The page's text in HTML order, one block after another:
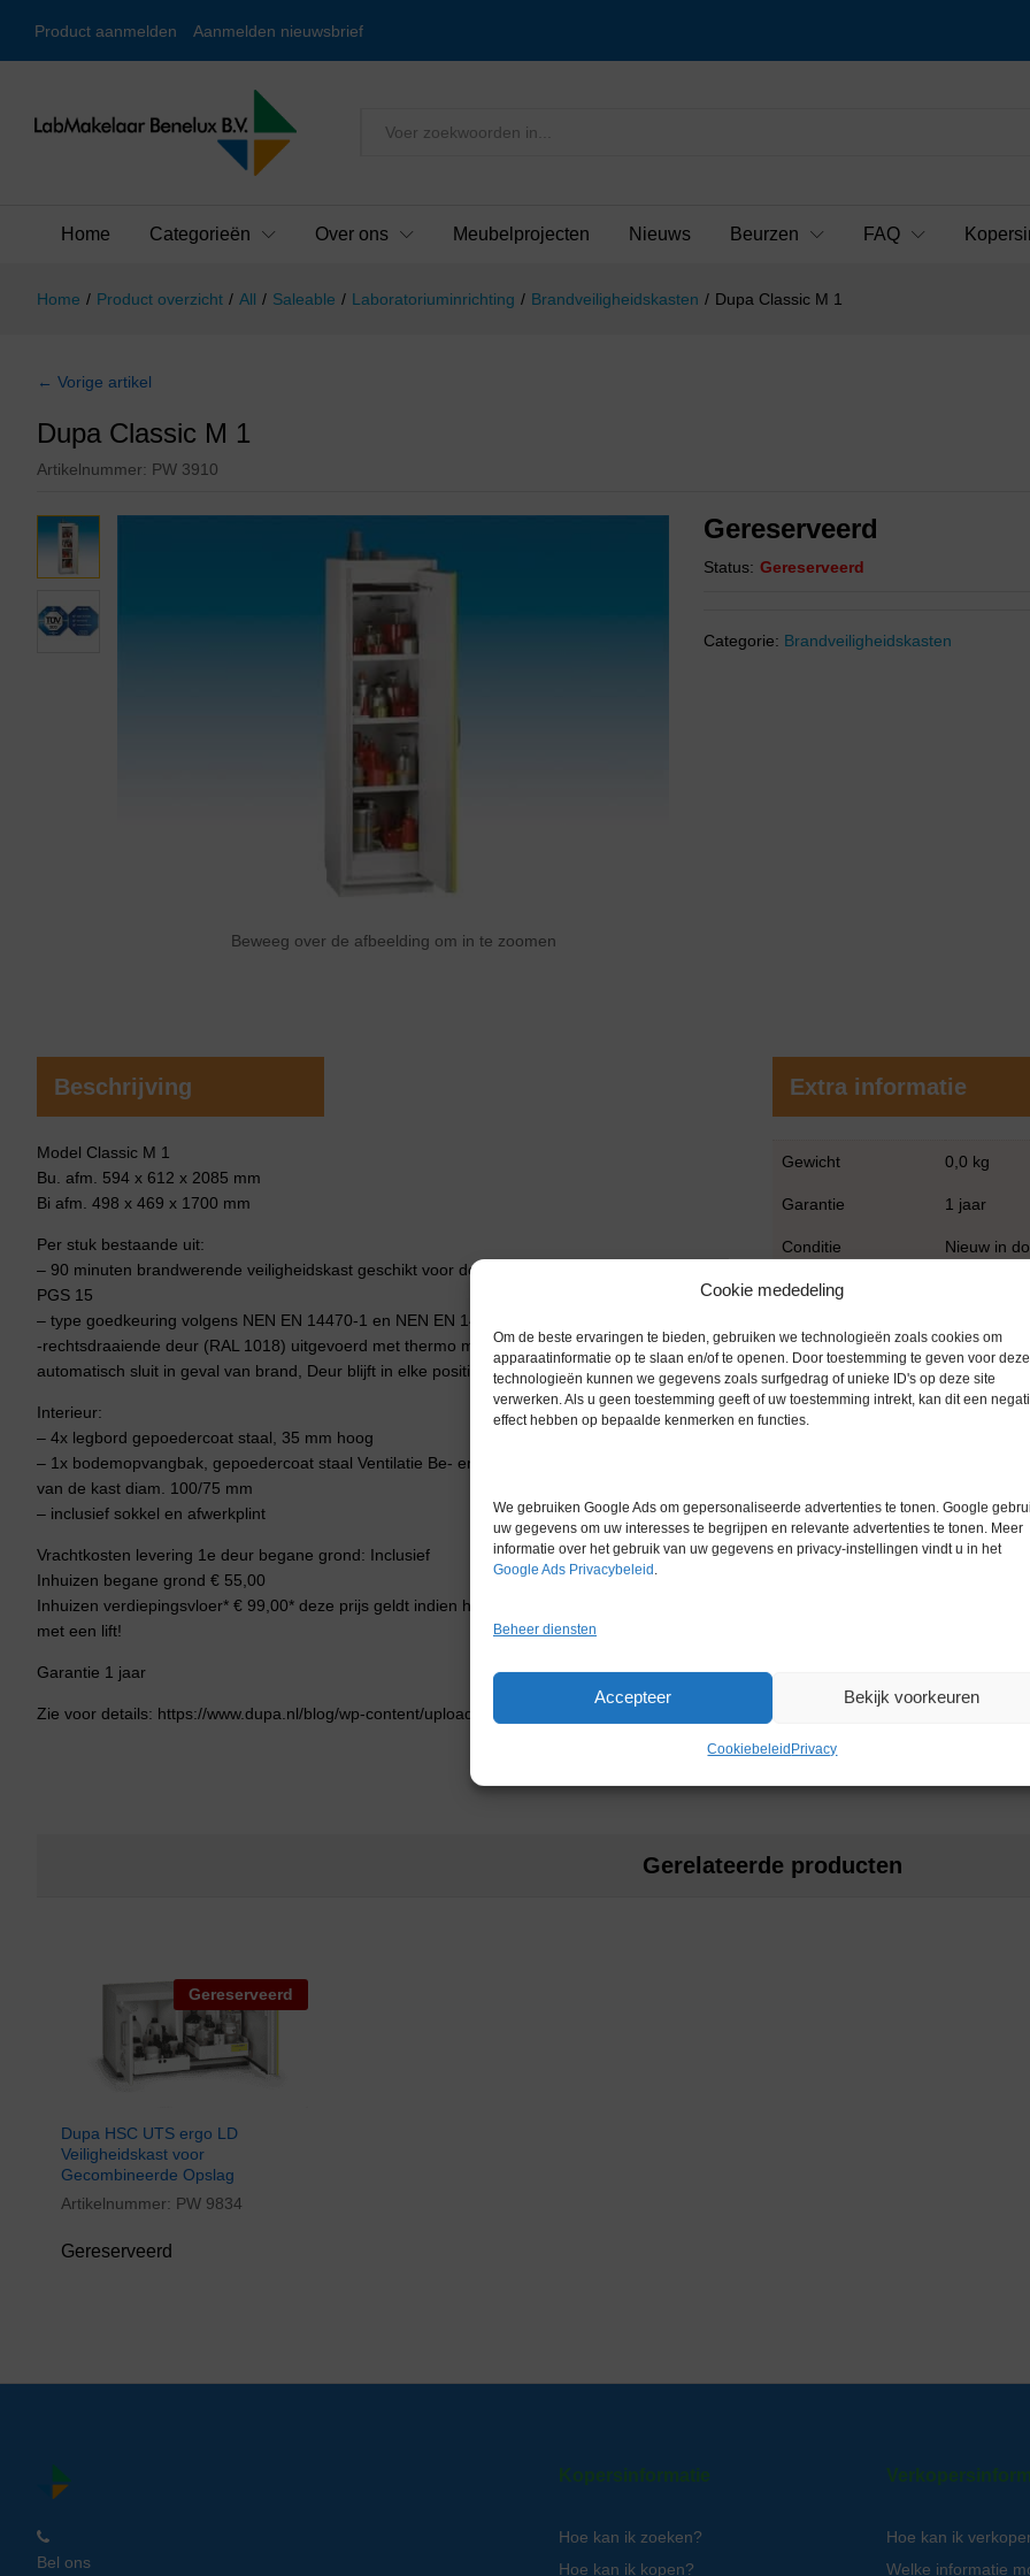
Cookie mededeling
Om de beste ervaringen te bieden, gebruiken we technologieën zoals cookies om
apparaatinformatie op te slaan en/of te openen. Door toestemming te geven voor deze
technologieën kunnen we gegevens zoals surfgedrag of unieke ID's op deze site
verwerken. Als u geen toestemming geeft of uw toestemming intrekt, kan dit een
effect hebben op bepaalde kenmerken en functies.
We gebruiken Google Ads om gepersonaliseerde advertenties te tonen. Google
uw gegevens om uw interesses te begrijpen en relevante advertenties te tonen. Meer
informatie over het gebruik van uw gegevens en privacy-instellingen vindt u in het
Google Ads Privacybeleid .
Beheer diensten
Accepteer Bekijk voorkeuren
CookiebeleidPrivacy
Product aanmelden Aanmelden nieuwsbrief
Alles
Home Categorieën Over ons Meubelprojecten Nieuws Beurzen FAQ
Home / Product overzicht / All / Saleable / Laboratoriuminrichting / Brandveiligheidskasten / Dupa Classic M 1
← Vorige artikel
Dupa Classic M 1
Artikelnummer: PW 3910
Beweeg over de afbeelding om in te zoomen
Gereserveerd
Status: Gereserveerd
Categorie: Brandveiligheidskasten
Beschrijving
Model Classic M 1
Bu. afm. 594 x 612 x 2085 mm
Bi afm. 498 x 469 x 1700 mm
Per stuk bestaande uit:
– 90 minuten brandwerende veiligheidskast geschikt voor de opslag van gevaarlijke stoffen, volgens
PGS 15
– type goedkeuring volgens NEN EN 14470-1 en NEN EN 14727
-rechtsdraaiende deur (RAL 1018) uitgevoerd met thermo mechaniek, die ervoor zorgt dat de deur
automatisch sluit in geval van brand, Deur blijft in elke positie open staan
Interieur:
– 4x legbord gepoedercoat staal, 35 mm hoog
– 1x bodemopvangbak, gepoedercoat staal Ventilatie Be- en ontluchtingsopeningen op bovenzijde
van de kast diam. 100/75 mm
– inclusief sokkel en afwerkplint
Vrachtkosten levering 1e deur begane grond: Inclusief
Inhuizen begane grond € 55,00
Inhuizen verdiepingsvloer* € 99,00* deze prijs geldt indien het verticaal transport kan plaatsvinden
met een lift!
Garantie 1 jaar
Zie voor details: https://www.dupa.nl/blog/wp-content/uploads/2021/03/Classic-Pro-ML-V1.pdf
Extra informatie
Gewicht 0,0 kg
Garantie 1 jaar
Conditie Nieuw in
Gerelateerde producten
Gereserveerd
Dupa HSC UTS ergo LD
Veiligheidskast voor
Gecombineerde Opslag
Artikelnummer: PW 9834
Gereserveerd
Bel ons
Kopersinformatie
Hoe kan ik zoeken?
Hoe kan ik kopen?
Hoe kan ik
Welke informatie